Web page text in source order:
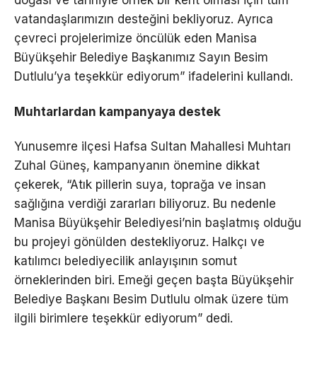
vatandaşlarımızın desteğini bekliyoruz. Ayrıca
çevreci projelerimize öncülük eden Manisa
Büyükşehir Belediye Başkanımız Sayın Besim
Dutlulu’ya teşekkür ediyorum” ifadelerini kullandı.
Muhtarlardan kampanyaya destek
Yunusemre ilçesi Hafsa Sultan Mahallesi Muhtarı
Zuhal Güneş, kampanyanın önemine dikkat
çekerek, “Atık pillerin suya, toprağa ve insan
sağlığına verdiği zararları biliyoruz. Bu nedenle
Manisa Büyükşehir Belediyesi’nin başlatmış olduğu
bu projeyi gönülden destekliyoruz. Halkçı ve
katılımcı belediyecilik anlayışının somut
örneklerinden biri. Emeği geçen başta Büyükşehir
Belediye Başkanı Besim Dutlulu olmak üzere tüm
ilgili birimlere teşekkür ediyorum” dedi.